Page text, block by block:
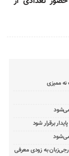
نه ممیزی
می‌شود
برقرار شود
می‌شود
به زودی معرفی